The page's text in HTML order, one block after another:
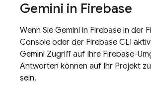
Gemini in Firebase
Wenn Sie Gemini in Firebase in der
Console oder der Firebase CLI
Gemini Zugriff auf Ihre Firebase-
Antworten können auf Ihr Projekt
sein.